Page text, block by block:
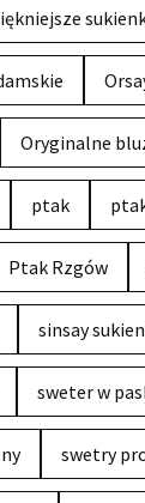
Oryginalne
ptak
Ptak Rzgów
sinsay
sweter w
swetry